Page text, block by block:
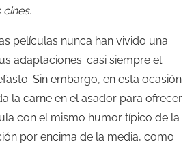
películas nunca han vivido una
adaptaciones: casi siempre el
Sin embargo, en esta ocasión
la carne en el asador para ofrecer
con el mismo humor típico de la
por encima de la media, como